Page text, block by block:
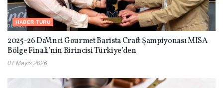
HABER TURU
2025-26 DaVinci Gourmet Barista Craft Şampiyonası MISA
Bölge Finali’nin Birincisi Türkiye’den
07 Mayıs 2026